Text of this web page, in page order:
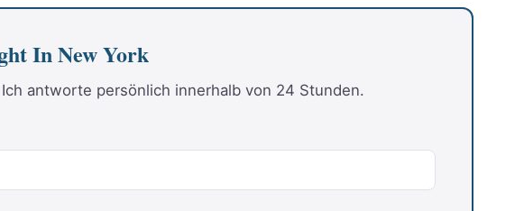
In New York
antworte persönlich innerhalb von 24 Stunden.